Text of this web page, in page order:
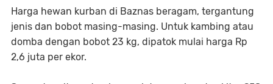
Harga hewan kurban di Baznas beragam, tergantung
jenis dan bobot masing-masing. Untuk kambing atau
domba dengan bobot 23 kg, dipatok mulai harga Rp
2,6 juta per ekor.